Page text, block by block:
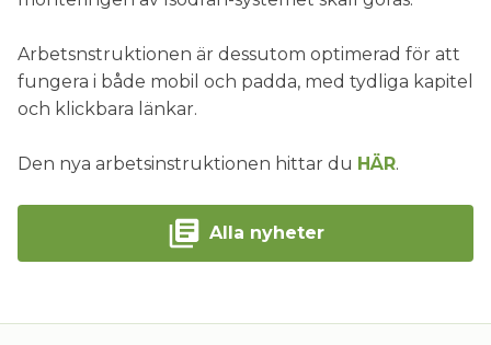
Arbetsnstruktionen är dessutom optimerad för att
fungera i både mobil och padda, med tydliga kapitel
och klickbara länkar.
Den nya arbetsinstruktionen hittar du HÄR.
Alla nyheter